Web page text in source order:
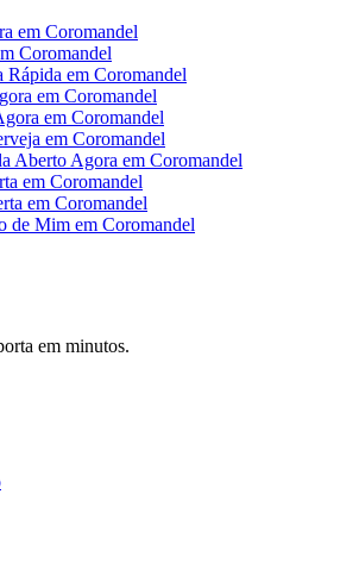
em Coromandel
Coromandel
Rápida em Coromandel
em Coromandel
em Coromandel
em Coromandel
Aberto Agora em Coromandel
em Coromandel
em Coromandel
de Mim em Coromandel
em minutos.